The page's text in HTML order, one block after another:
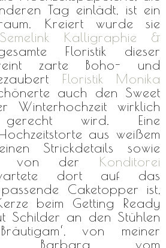
Tag einlädt, ist ein
Kreiert wurde sie
Kalligraphie &
Floristik dieser
zarte Boho- und
Floristik Monika
auch den Sweet
Winterhochzeit wirklich
wird. Eine
aus weißem
Strickdetails sowie
von der Konditorei
dort auf das
Caketopper ist,
beim Getting Ready
Schilder an den Stühlen
von meiner
Barbara vom